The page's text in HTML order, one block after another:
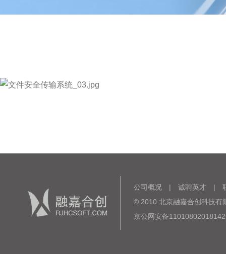
公司概况 | 诚聘英才 |
© 2010 北京融嘉合创科技有
京公网安备